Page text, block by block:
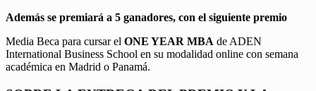
Además se premiará a 5 ganadores, con el siguiente premio
Media Beca para cursar el ONE YEAR MBA de ADEN
International Business School en su modalidad online con semana
académica en Madrid o Panamá.